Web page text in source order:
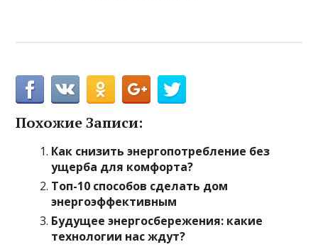
Похожие Записи:
Как снизить энергопотребление без
ущерба для комфорта?
Топ-10 способов сделать дом
энергоэффективным
Будущее энергосбережения: какие
технологии нас ждут?